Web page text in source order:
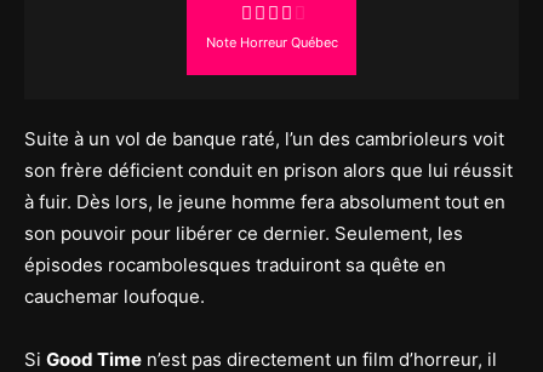
Note Horreur Québec
Suite à un vol de banque raté, l’un des cambrioleurs voit
son frère déficient conduit en prison alors que lui réussit
à fuir. Dès lors, le jeune homme fera absolument tout en
son pouvoir pour libérer ce dernier. Seulement, les
épisodes rocambolesques traduiront sa quête en
cauchemar loufoque.
Si Good Time n’est pas directement un film d’horreur, il